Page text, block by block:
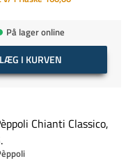
På lager online
LÆG I KURVEN
Chianti Classico,